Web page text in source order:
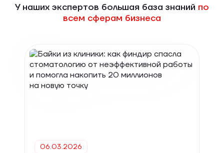
У наших экспертов большая база знаний по
всем сферам бизнеса
06.03.2026